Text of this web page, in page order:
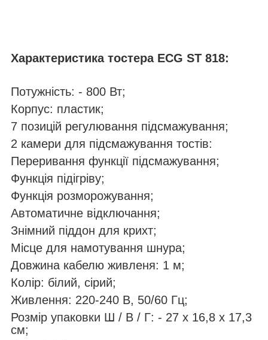
Характеристика тостера ECG ST 818:
Потужність: - 800 Вт;
Корпус: пластик;
7 позицій регулювання підсмажування;
2 камери для підсмажування тостів:
Переривання функції підсмажування;
Функція підігріву;
Функція розморожування;
Автоматичне відключання;
Знімний піддон для крихт;
Місце для намотування шнура;
Довжина кабелю живленя: 1 м;
Колір: білий, сірий;
Живлення: 220-240 В, 50/60 Гц;
Розмір упаковки Ш / В / Г: - 27 х 16,8 х 17,3
см;